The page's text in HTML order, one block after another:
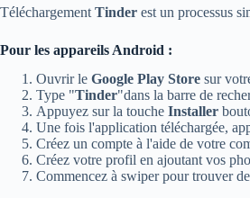
Téléchargement Tinder est un processus
Pour les appareils Android :
Ouvrir le Google Play Store sur
Type "Tinder"dans la barre de
Appuyez sur la touche Installer
Une fois l'application téléchargée,
Créez un compte à l'aide de votre
Créez votre profil en ajoutant vos
Commencez à swiper pour trouver